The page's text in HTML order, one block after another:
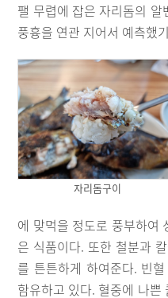
팰 무렵에 잡은 자리돔의
풍흉을 연관 지어서 예측했
자리돔구이
에 맞먹을 정도로 풍부하여
은 식품이다. 또한 철분과
를 튼튼하게 하여준다. 빈
함유하고 있다. 혈중에 나쁜